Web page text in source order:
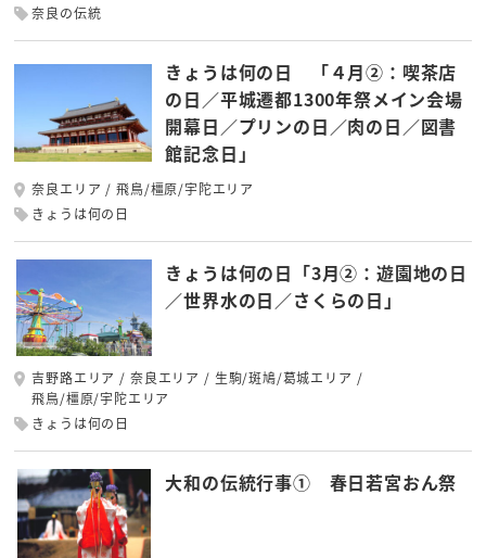
奈良の伝統
きょうは何の日 「４月②：喫茶店
の日／平城遷都1300年祭メイン会場
開幕日／プリンの日／肉の日／図書
館記念日」
奈良エリア
飛鳥/橿原/宇陀エリア
きょうは何の日
きょうは何の日「3月②：遊園地の日
／世界水の日／さくらの日」
吉野路エリア 奈良エリア
生駒/斑鳩/葛城エリア
飛鳥/橿原/宇陀エリア
きょうは何の日
大和の伝統行事① 春日若宮おん祭